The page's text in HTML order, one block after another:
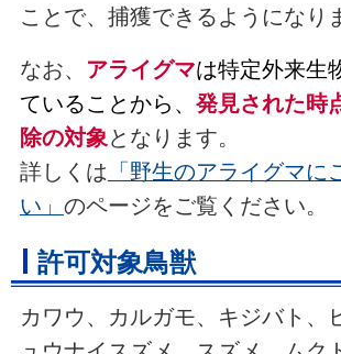
ことで、捕獲できるようになり
なお、 アライグマは特定外来生
ていることから、 発見された時
除の対象となります。
詳しくは 「野生のアライグマに
い」 のページをご覧ください。
許可対象鳥獣
カワウ、カルガモ、キジバト、